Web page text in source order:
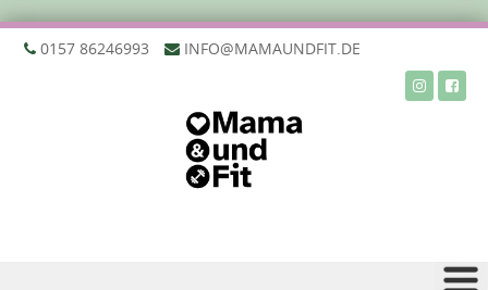
‭0157 86246993‬ INFO@MAMAUNDFIT.DE